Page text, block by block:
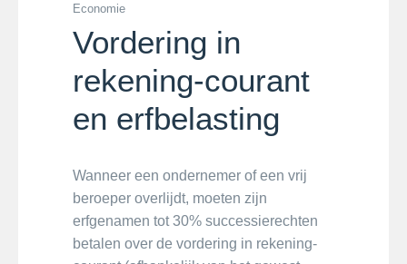
Economie
Vordering in
rekening-courant
en erfbelasting
Wanneer een ondernemer of een vrij
beroeper overlijdt, moeten zijn
erfgenamen tot 30% successierechten
betalen over de vordering in rekening-